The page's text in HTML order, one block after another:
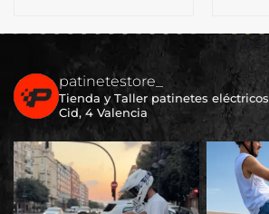
patinetestore_
Tienda y Taller patinetes eléctricos
Cid, 4 Valencia